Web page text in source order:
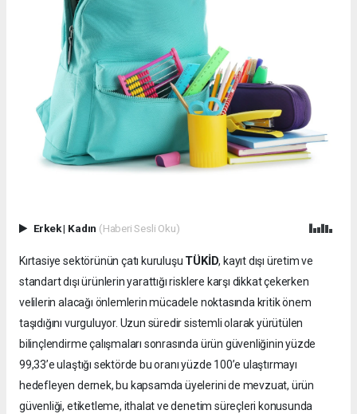
Erkek| Kadın (Haberi Sesli Oku)
Kırtasiye sektörünün çatı kuruluşu TÜKİD, kayıt dışı üretim ve
standart dışı ürünlerin yarattığı risklere karşı dikkat çekerken
velilerin alacağı önlemlerin mücadele noktasında kritik önem
taşıdığını vurguluyor. Uzun süredir sistemli olarak yürütülen
bilinçlendirme çalışmaları sonrasında ürün güvenliğinin yüzde
99,33’e ulaştığı sektörde bu oranı yüzde 100’e ulaştırmayı
hedefleyen dernek, bu kapsamda üyelerini de mevzuat, ürün
güvenliği, etiketleme, ithalat ve denetim süreçleri konusunda